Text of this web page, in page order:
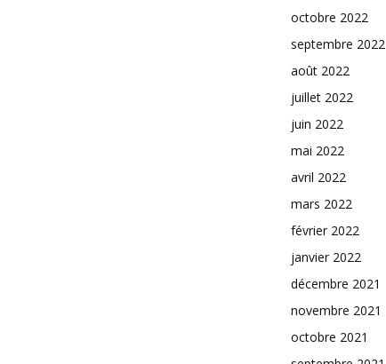
octobre 2022
septembre 2022
août 2022
juillet 2022
juin 2022
mai 2022
avril 2022
mars 2022
février 2022
janvier 2022
décembre 2021
novembre 2021
octobre 2021